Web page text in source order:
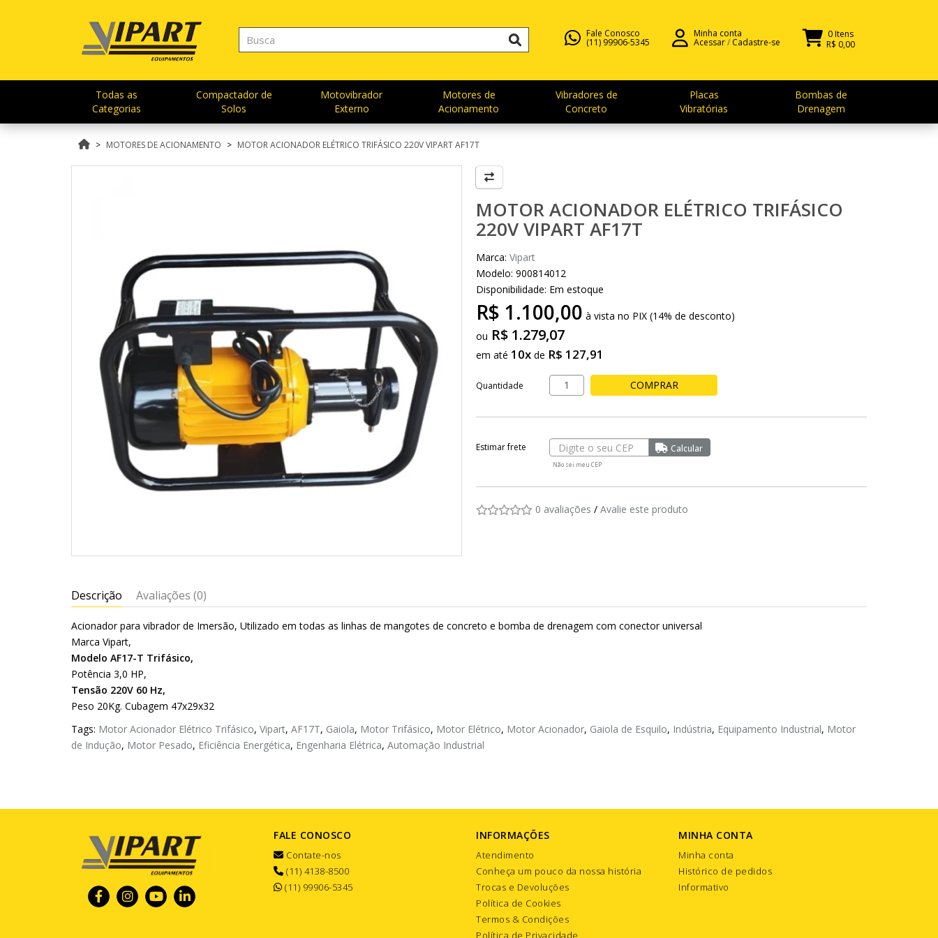
Fale Conosco
(11) 99906-5345
Minha conta
Acessar/ Cadastre-se
0 Itens
R$ 0,00
Todas as
Categorias
Compactador de
Solos
Motovibrador
Externo
Motores de
Acionamento
Vibradores de
Concreto
Placas
Vibratórias
Bombas de
Drenagem
MOTORES DE ACIONAMENTO MOTOR ACIONADOR ELÉTRICO TRIFÁSICO 220V VIPART AF17T
MOTOR ACIONADOR ELÉTRICO TRIFÁSICO
220V VIPART AF17T
Marca: Vipart
Modelo: 900814012
Disponibilidade: Em estoque
R$ 1.279,07
em até 10x de R$ 127,91
R$ 1.100,00 à vista no PIX (14% de desconto)
Quantidade COMPRAR
Não sei meu CEP
0 avaliações / Avalie este produto
Descrição Avaliações (0)
Acionador para vibrador de Imersão, Utilizado em todas as linhas de mangotes de concreto e bomba de drenagem com conector universal
Marca Vipart,
Modelo AF17-T Trifásico,
Potência 3,0 HP,
Tensão 220V 60 Hz,
Peso 20Kg. Cubagem 47x29x32
Tags: Motor Acionador Elétrico Trifásico, Vipart, AF17T, Gaiola, Motor Trifásico, Motor Elétrico, Motor Acionador, Gaiola de Esquilo, Indústria, Equipamento Industrial, Motor
de Indução, Motor Pesado, Eficiência Energética, Engenharia Elétrica, Automação Industrial
FALE CONOSCO
Contate-nos
(11) 4138-8500
(11) 99906-5345
INFORMAÇÕES
Atendimento
Conheça um pouco da nossa história
Trocas e Devoluções
Política de Cookies
Termos & Condições
Política de Privacidade
MINHA CONTA
Minha conta
Histórico de pedidos
Informativo